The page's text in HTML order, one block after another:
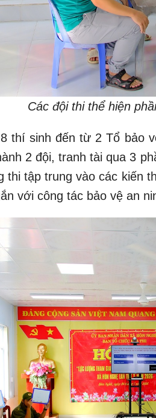
Các đội thi thể hiện
thí sinh đến từ 2 Tổ bảo
2 đội, tranh tài qua 3
thi tập trung vào các kiến
với công tác bảo vệ an